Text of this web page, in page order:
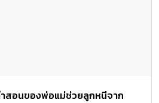
ำสอนของพ่อแม่ช่วยลูกหนีจาก